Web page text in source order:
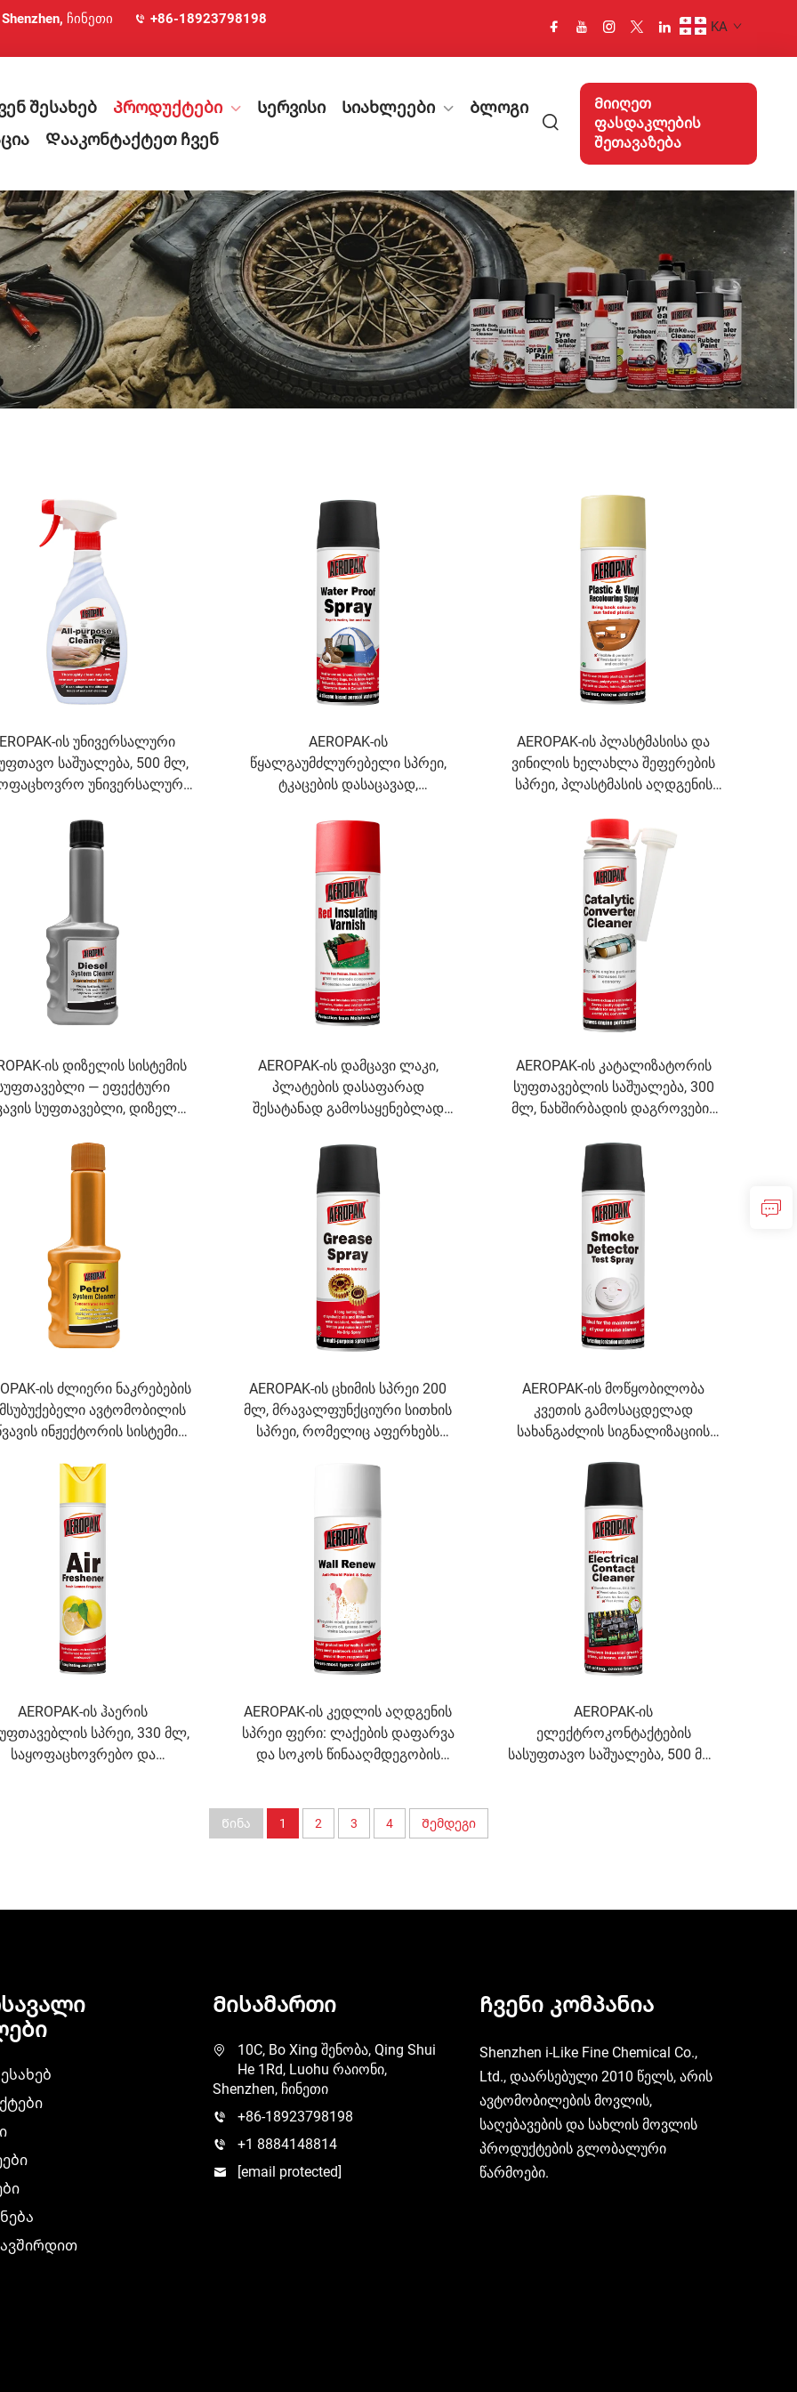
ჩინეთი
+86-18923798198
KA
შესახებ Პროდუქტები Სერვისი Სიახლეები
Ბლოგი
Დააკონტაქტეთ ჩვენ
Მიიღეთ
ფასდაკლების
შეთავაზება
ის უნივერსალური
საშუალება, 500 მლ,
უნივერსალური
AEROPAK-ის
წყალგაუმძლურებელი სპრეი,
ტკაცების დასაცავად,
წყალგაუმძლურებლობის სპრეი
AEROPAK-ის პლასტმასისა და
ვინილის ხელახლა შეფერების
სპრეი, პლასტმასის აღდგენის
წინააღმდეგობას აძლევს
გამოვარდნასა და ჩაზნექვას
ის დიზელის სისტემის
— ეფექტური
სუფთავებლი, დიზელის
AEROPAK-ის დამცავი ლაკი,
პლატების დასაფარად
შესატანად გამოსაყენებლად
აეროზოლი
AEROPAK-ის კატალიზატორის
სუფთავებლის საშუალება, 300
მლ, ნახშირბადის დაგროვების
ის ძლიერი ნაკრებების
ავტომობილის
ინჟექტორის სისტემის
დამატება
AEROPAK-ის ცხიმის სპრეი 200
მლ, მრავალფუნქციური სითხის
სპრეი, რომელიც აფერხებს
მაღალი ხარისხის სითხე
AEROPAK-ის მოწყობილობა
კვეთის გამოსაცდელად
სახანგაძლის სიგნალიზაციის
მიწოდება
AEROPAK-ის ჰაერის
სპრეი, 330 მლ,
საყოფაცხოვრებო და
AEROPAK-ის კედლის აღდგენის
სპრეი ფერი: ლაქების დაფარვა
და სოკოს წინააღმდეგობის
AEROPAK-ის
ელექტროკონტაქტების
სასუფთავო საშუალება, 500 მლ,
Წინა 1 2 3 4 Შემდეგი
Მისამართი
10C, Bo Xing შენობა, Qing Shui
He 1Rd, Luohu რაიონი,
Shenzhen, ჩინეთი
+86-18923798198
+1 8884148814
[email protected]
Ჩვენი კომპანია
Shenzhen i-Like Fine Chemical Co.,
Ltd., დაარსებული 2010 წელს, არის
ავტომობილების მოვლის,
საღებავების და სახლის მოვლის
პროდუქტების გლობალური
წარმოები.